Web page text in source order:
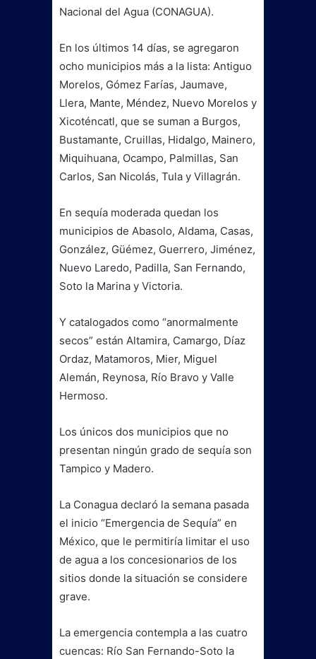
Nacional del Agua (CONAGUA).
En los últimos 14 días, se agregaron
ocho municipios más a la lista: Antiguo
Morelos, Gómez Farías, Jaumave,
Llera, Mante, Méndez, Nuevo Morelos y
Xicoténcatl, que se suman a Burgos,
Bustamante, Cruillas, Hidalgo, Mainero,
Miquihuana, Ocampo, Palmillas, San
Carlos, San Nicolás, Tula y Villagrán.
En sequía moderada quedan los
municipios de Abasolo, Aldama, Casas,
González, Güémez, Guerrero, Jiménez,
Nuevo Laredo, Padilla, San Fernando,
Soto la Marina y Victoria.
Y catalogados como “anormalmente
secos” están Altamira, Camargo, Díaz
Ordaz, Matamoros, Mier, Miguel
Alemán, Reynosa, Río Bravo y Valle
Hermoso.
Los únicos dos municipios que no
presentan ningún grado de sequía son
Tampico y Madero.
La Conagua declaró la semana pasada
el inicio “Emergencia de Sequía” en
México, que le permitiría limitar el uso
de agua a los concesionarios de los
sitios donde la situación se considere
grave.
La emergencia contempla a las cuatro
cuencas: Río San Fernando-Soto la